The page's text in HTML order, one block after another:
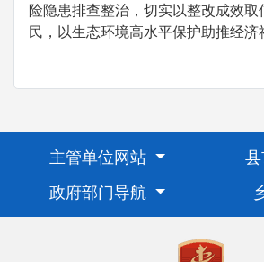
险隐患排查整治，切实以整改成效
民，以生态环境高水平保护助推经济
主管单位网站
政府部门导航